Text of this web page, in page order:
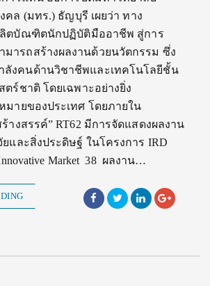
คล (มทร.) ธัญบุรี เผยว่า ทาง
ตบัณฑิตนักปฏิบัติมืออาชีพ สู่การ
รถสร้างผลงานด้วยนวัตกรรม ซึ่ง
ลังคนด้านวิชาชีพและเทคโนโลยีชั้น
ตร์ชาติ โดยเฉพาะอย่างยิ่ง
มายของประเทศ โดยภายใน
างสรรค์” RT62 มีการจัดแสดงผลงาน
และสิ่งประดิษฐ์ ในโครงการ IRD
Innovative Market 38 ผลงาน…